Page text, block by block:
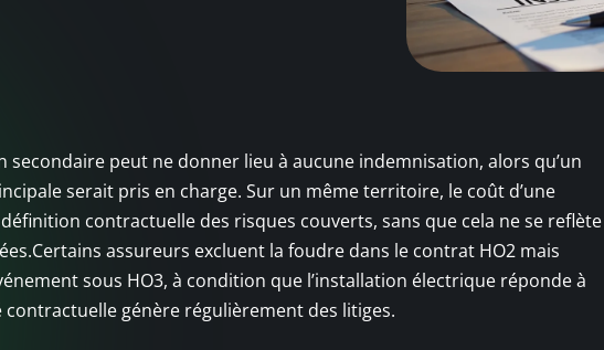
secondaire peut ne donner lieu à aucune indemnisation, alors qu’un
serait pris en charge. Sur un même territoire, le coût d’une
contractuelle des risques couverts, sans que cela ne se reflète
assureurs excluent la foudre dans le contrat HO2 mais
sous HO3, à condition que l’installation électrique réponde à
génère régulièrement des litiges.